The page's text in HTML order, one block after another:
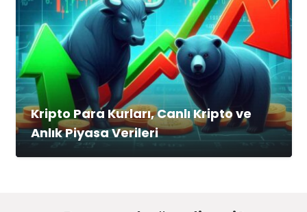
Kripto Para Kurları, Canlı Kripto ve
Anlık Piyasa Verileri